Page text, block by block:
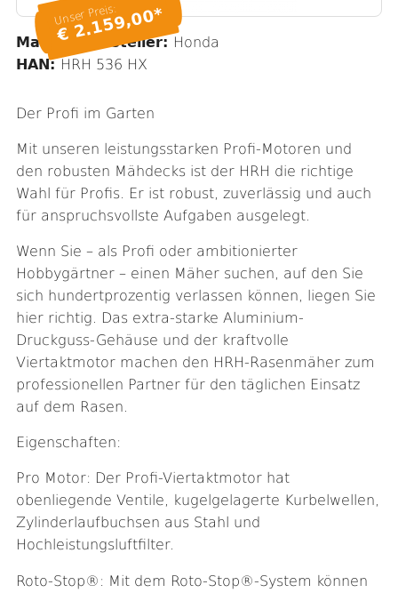
Unser Preis:
€ 2.159,00*
Marke / Hersteller: Honda
HAN:HRH 536 HX
Der Profi im Garten
Mit unseren leistungsstarken Profi-Motoren und
den robusten Mähdecks ist der HRH die richtige
Wahl für Profis. Er ist robust, zuverlässig und auch
für anspruchsvollste Aufgaben ausgelegt.
Wenn Sie – als Profi oder ambitionierter
Hobbygärtner – einen Mäher suchen, auf den Sie
sich hundertprozentig verlassen können, liegen Sie
hier richtig. Das extra-starke Aluminium-
Druckguss-Gehäuse und der kraftvolle
Viertaktmotor machen den HRH-Rasenmäher zum
professionellen Partner für den täglichen Einsatz
auf dem Rasen.
Eigenschaften:
Pro Motor: Der Profi-Viertaktmotor hat
obenliegende Ventile, kugelgelagerte Kurbelwellen,
Zylinderlaufbuchsen aus Stahl und
Hochleistungsluftfilter.
Roto-Stop®: Mit dem Roto-Stop®-System können